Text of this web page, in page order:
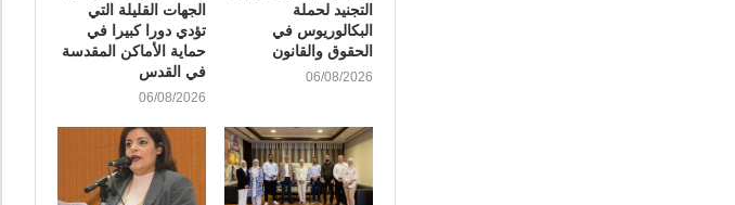
التجنيد لحملة
البكالوريوس في
الحقوق والقانون
06/08/2026
الجهات القليلة التي
تؤدي دورا كبيرا في
حماية الأماكن المقدسة
في القدس
06/08/2026